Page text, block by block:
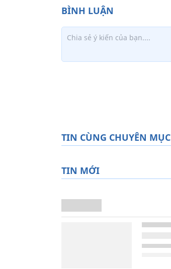
TIN CÙNG CHUYÊN MỤC
TIN MỚI